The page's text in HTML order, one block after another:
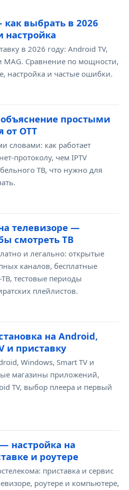
как выбрать в 2026
настройка
в 2026 году: Android TV,
MAG. Сравнение по мощности,
настройка и частые ошибки.
простыми
от OTT
словами: как работает
протоколу, чем IPTV
ТВ, что нужно для
телевизоре —
смотреть ТВ
и легально: открытые
каналов, бесплатные
тестовые периоды
плейлистов.
на Android,
и приставку
Windows, Smart TV и
магазины приложений,
TV, выбор плеера и первый
настройка на
и роутере
приставка и сервис
роутере и компьютере,